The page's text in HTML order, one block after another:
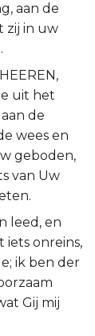
aan de
zij in uw
uit het
de
wees en
geboden,
van Uw
leed, en
iets onreins,
ik ben der
Gij mij